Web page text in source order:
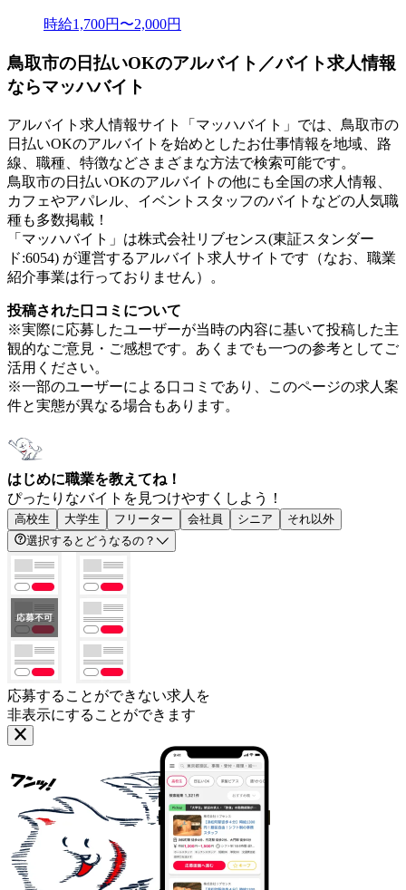
時給1,700円〜2,000円
鳥取市の日払いOKのアルバイト／バイト求人情報
ならマッハバイト
アルバイト求人情報サイト「マッハバイト」では、鳥取市の
日払いOKのアルバイトを始めとしたお仕事情報を地域、路
線、職種、特徴などさまざまな方法で検索可能です。
鳥取市の日払いOKのアルバイトの他にも全国の求人情報、
カフェやアパレル、イベントスタッフのバイトなどの人気職
種も多数掲載！
「マッハバイト」は株式会社リブセンス(東証スタンダー
ド:6054) が運営するアルバイト求人サイトです（なお、職業
紹介事業は行っておりません）。
投稿された口コミについて
※実際に応募したユーザーが当時の内容に基いて投稿した主
観的なご意見・ご感想です。あくまでも一つの参考としてご
活用ください。
※一部のユーザーによる口コミであり、このページの求人案
件と実態が異なる場合もあります。
はじめに職業を教えてね！
ぴったりなバイトを見つけやすくしよう！
高校生 大学生 フリーター 会社員 シニア
それ以外
選択するとどうなるの？
応募することができない求人を
非表示にすることができます